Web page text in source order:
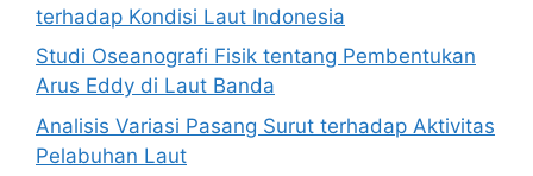
terhadap Kondisi Laut Indonesia
Studi Oseanografi Fisik tentang Pembentukan
Arus Eddy di Laut Banda
Analisis Variasi Pasang Surut terhadap Aktivitas
Pelabuhan Laut